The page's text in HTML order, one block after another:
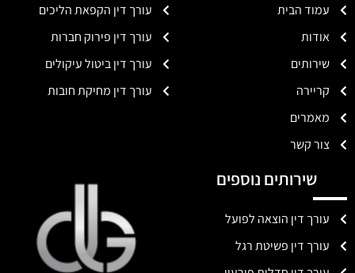
עמוד הבית
אודות
שירותים
קריירה
מאמרים
צור קשר
עורך דין הקפאת הליכים
עורך דין פירוק חברות
עורך דין ביטול עיקולים
עורך דין מחיקת חובות
שירותים נוספים
עורך דין הוצאה לפועל
עורך דין פשיטת רגל